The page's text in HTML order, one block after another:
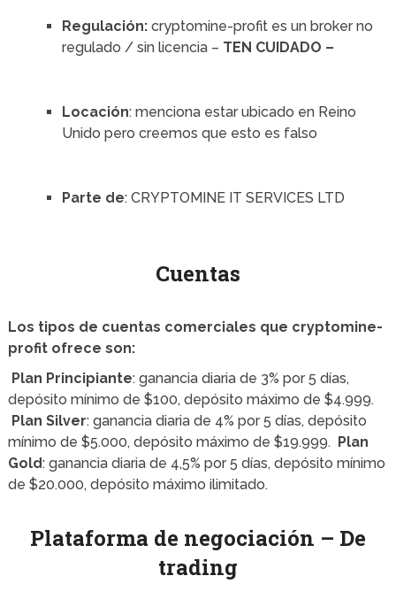
Regulación:cryptomine-profit es un broker no
regulado / sin licencia – TEN CUIDADO –
Locación: menciona estar ubicado en Reino
Unido pero creemos que esto es falso
Parte de: CRYPTOMINE IT SERVICES LTD
Cuentas
Los tipos de cuentas comerciales que cryptomine-
profit ofrece son:
Plan Principiante: ganancia diaria de 3% por 5 días,
depósito mínimo de $100, depósito máximo de $4.999.
Plan Silver: ganancia diaria de 4% por 5 días, depósito
mínimo de $5.000, depósito máximo de $19.999. Plan
Gold: ganancia diaria de 4,5% por 5 días, depósito mínimo
de $20.000, depósito máximo ilimitado.
Plataforma de negociación – De
trading